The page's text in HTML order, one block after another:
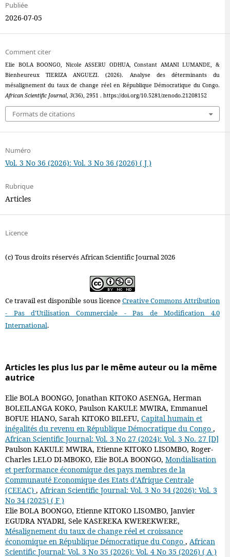
Publiée
2026-07-05
Comment citer
Elie BOLA BOONGO, Nicole ASSERU ODHUA, Constant AMANI LUMANDE, &
Bienheureux TIERIZA ANGUEZI. (2026). Analyse des déterminants du
mésalignement du taux de change réel en République Démocratique du Congo.
African Scientific Journal, 3(36), 2951 . https://doi.org/10.5281/zenodo.21208152
Formats de citations
Numéro
Vol. 3 No 36 (2026): Vol. 3 No 36 (2026) ( J )
Rubrique
Articles
Licence
(c) Tous droits réservés African Scientific Journal 2026
Ce travail est disponible sous licenceCreative Commons Attribution
- Pas d'Utilisation Commerciale - Pas de Modification 4.0
International.
Articles les plus lus par le même auteur ou la même
autrice
Elie BOLA BOONGO, Jonathan KITOKO ASENGA, Herman
BOLEILANGA KOKO, Paulson KAKULE MWIRA, Emmanuel
BOFUE HIANO, Sarah KITOKO BILEFU, Capital humain et
inégalités du revenu en République Démocratique du Congo ,
African Scientific Journal: Vol. 3 No 27 (2024): Vol. 3 No. 27 [D]
Paulson KAKULE MWIRA, Etienne KITOKO LISOMBO, Roger-
Charles LELO DI-MBOKO, Elie BOLA BOONGO, Mondialisation
et performance économique des pays membres de la
Communauté Economique des Etats d’Afrique Centrale
(CEEAC) , African Scientific Journal: Vol. 3 No 34 (2026): Vol. 3
No 34 (2025) ( F )
Elie BOLA BOONGO, Etienne KITOKO LISOMBO, Janvier
EGUDRA NYADRI, Sele KASEREKA KWEREKWERE,
Mésalignement du taux de change réel et croissance
économique en République Démocratique du Congo , African
Scientific Journal: Vol. 3 No 35 (2026): Vol. 4 No 35 (2026) ( A )